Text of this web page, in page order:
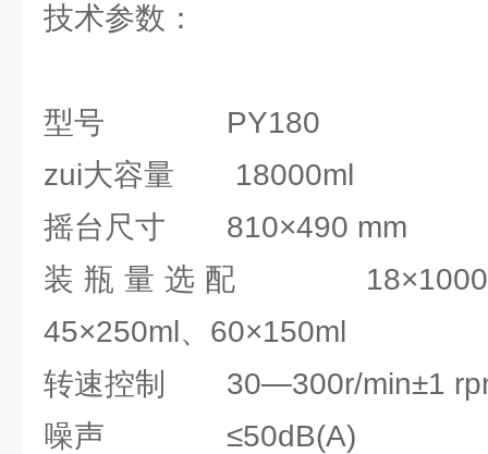
技术参数：
型号 PY180
zui大容量 18000ml
摇台尺寸 810×490 mm
装瓶量选配
45×250ml、60×150ml
转速控制 30—300r/min±1
噪声 ≤50dB(A)